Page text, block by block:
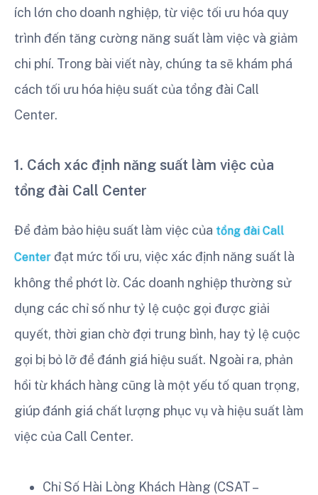
ích lớn cho doanh nghiệp, từ việc tối ưu hóa quy
trình đến tăng cường năng suất làm việc và giảm
chi phí. Trong bài viết này, chúng ta sẽ khám phá
cách tối ưu hóa hiệu suất của tổng đài Call
Center.
1. Cách xác định năng suất làm việc của
tổng đài Call Center
Để đảm bảo hiệu suất làm việc của tổng đài Call
Center đạt mức tối ưu, việc xác định năng suất là
không thể phớt lờ. Các doanh nghiệp thường sử
dụng các chỉ số như tỷ lệ cuộc gọi được giải
quyết, thời gian chờ đợi trung bình, hay tỷ lệ cuộc
gọi bị bỏ lỡ để đánh giá hiệu suất. Ngoài ra, phản
hồi từ khách hàng cũng là một yếu tố quan trọng,
giúp đánh giá chất lượng phục vụ và hiệu suất làm
việc của Call Center.
Chỉ Số Hài Lòng Khách Hàng (CSAT –